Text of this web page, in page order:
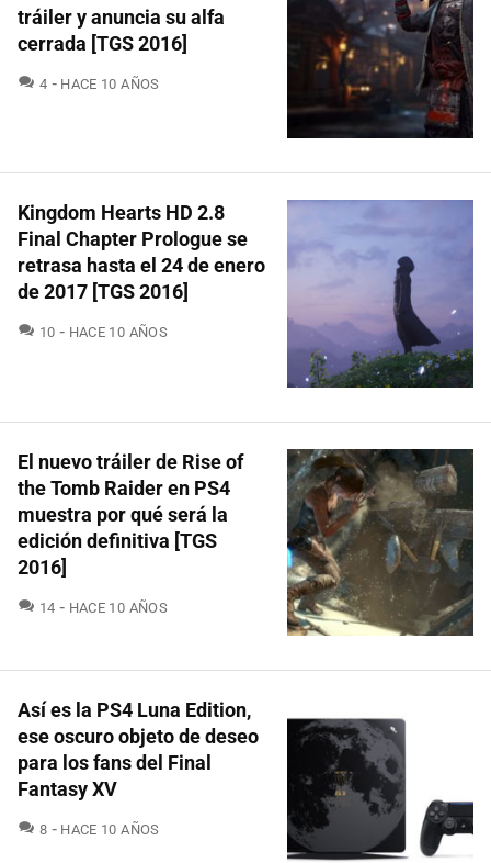
tráiler y anuncia su alfa
cerrada [TGS 2016]
4 COMENTARIOS
HACE 10 AÑOS
Kingdom Hearts HD 2.8
Final Chapter Prologue se
retrasa hasta el 24 de enero
de 2017 [TGS 2016]
10 COMENTARIOS
HACE 10 AÑOS
El nuevo tráiler de Rise of
the Tomb Raider en PS4
muestra por qué será la
edición definitiva [TGS
2016]
14 COMENTARIOS
HACE 10 AÑOS
Así es la PS4 Luna Edition,
ese oscuro objeto de deseo
para los fans del Final
Fantasy XV
8 COMENTARIOS
HACE 10 AÑOS